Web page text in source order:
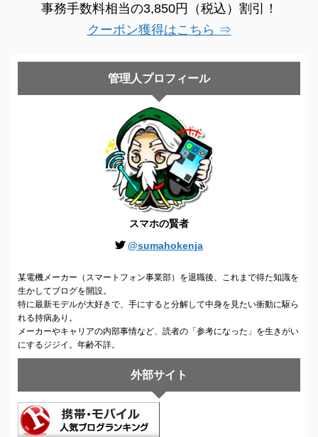
事務手数料相当の3,850円（税込）割引！
クーポン獲得はこちら ⇒
管理人プロフィール
スマホの賢者
@sumahokenja
某電機メーカー（スマートフォン事業部）を退職後、これまで得た知識を
生かしてブログを開設。
特に最新モデルが大好きで、手にすると分解して中身を見たい衝動に駆ら
れる持病あり。
メーカーやキャリアの内部事情など、読者の「参考になった」を生きがい
にするジジイ。年齢不詳。
外部サイト